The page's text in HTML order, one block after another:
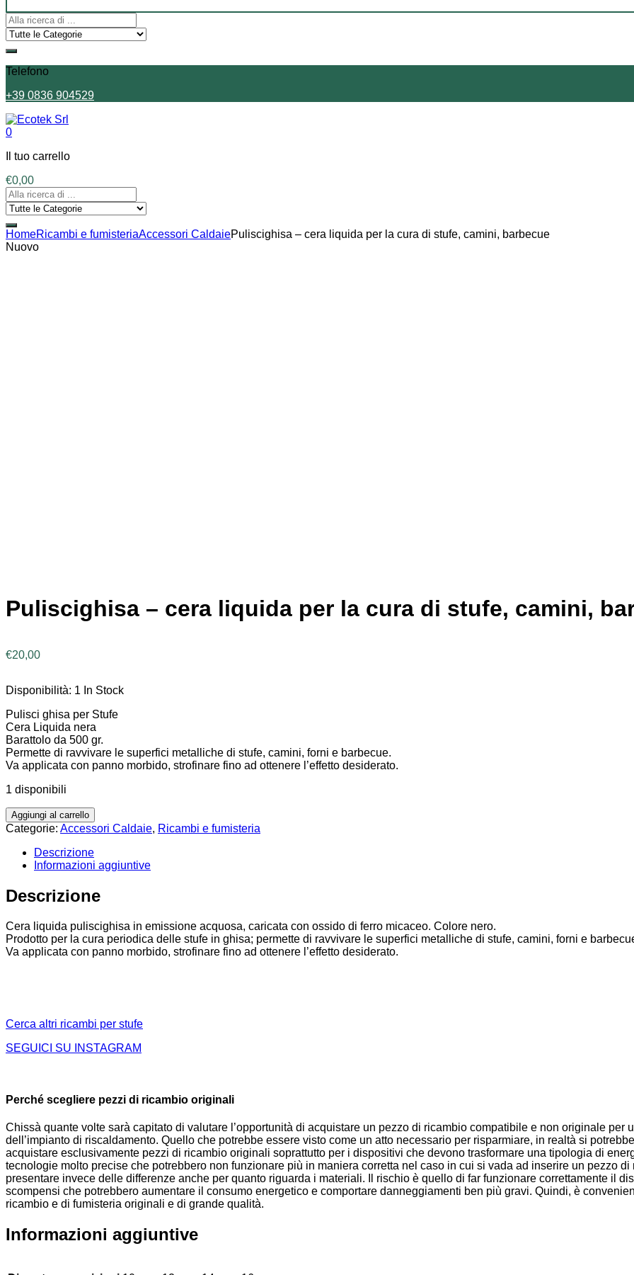
Telefono
+39 0836 904529
0
Il tuo carrello
€0,00
HomeRicambi e fumisteriaAccessori CaldaiePuliscighisa – cera liquida per la cura di stufe, camini, barbecue
Nuovo
Puliscighisa – cera liquida per la cura di stufe, camini,
€20,00
Disponibilità: 1 In Stock
Pulisci ghisa per Stufe
Cera Liquida nera
Barattolo da 500 gr.
Permette di ravvivare le superfici metalliche di stufe, camini, forni e barbecue.
Va applicata con panno morbido, strofinare fino ad ottenere l’effetto desiderato.
1 disponibili
Aggiungi al carrello
Categorie: Accessori Caldaie, Ricambi e fumisteria
Descrizione
Informazioni aggiuntive
Descrizione
Cera liquida puliscighisa in emissione acquosa, caricata con ossido di ferro micaceo. Colore nero.
Prodotto per la cura periodica delle stufe in ghisa; permette di ravvivare le superfici metalliche di stufe, camini, forni e
Va applicata con panno morbido, strofinare fino ad ottenere l’effetto desiderato.
Cerca altri ricambi per stufe
SEGUICI SU INSTAGRAM
Perché scegliere pezzi di ricambio originali
Chissà quante volte sarà capitato di valutare l’opportunità di acquistare un pezzo di ricambio compatibile e non originale per
dell’impianto di riscaldamento. Quello che potrebbe essere visto come un atto necessario per risparmiare, in realtà si
acquistare esclusivamente pezzi di ricambio originali soprattutto per i dispositivi che devono trasformare una tipologia di
tecnologie molto precise che potrebbero non funzionare più in maniera corretta nel caso in cui si vada ad inserire un pezzo
presentare invece delle differenze anche per quanto riguarda i materiali. Il rischio è quello di far funzionare correttamente il
scompensi che potrebbero aumentare il consumo energetico e comportare danneggiamenti ben più gravi. Quindi, è
ricambio e di fumisteria originali e di grande qualità.
Informazioni aggiuntive